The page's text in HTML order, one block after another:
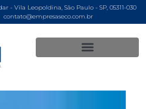
- Vila Leopoldina, São Paulo - SP, 05311-030
contato@empresaseco.com.br